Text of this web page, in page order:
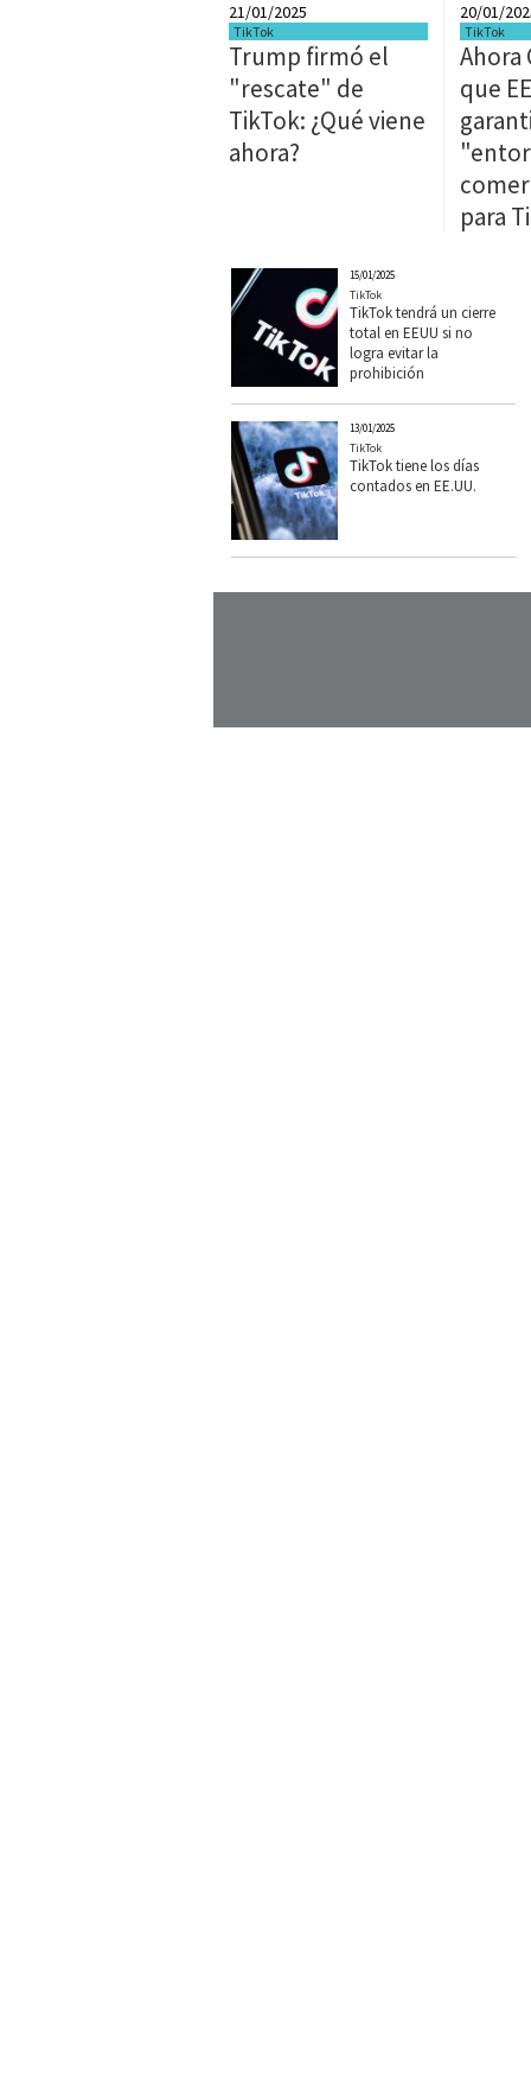
21/01/2025
TikTok
Trump firmó el
"rescate" de
TikTok: ¿Qué viene
ahora?
20/01/
TikTok
Ahora
que
para
15/01/2025
TikTok
TikTok tendrá un cierre
total en EEUU si no
logra evitar la
prohibición
13/01/2025
TikTok
TikTok tiene los días
contados en EE.UU.